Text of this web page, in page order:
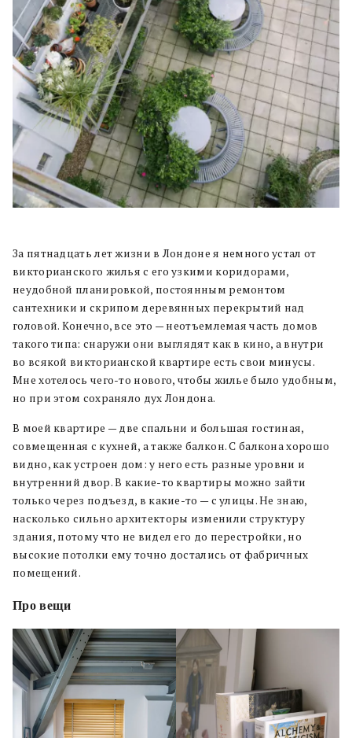
За пятнадцать лет жизни в Лондоне я немного устал от
викторианского жилья с его узкими коридорами,
неудобной планировкой, постоянным ремонтом
сантехники и скрипом деревянных перекрытий над
головой. Конечно, все это — неотъемлемая часть домов
такого типа: снаружи они выглядят как в кино, а внутри
во всякой викторианской квартире есть свои минусы.
Мне хотелось чего-то нового, чтобы жилье было удобным,
но при этом сохраняло дух Лондона.
В моей квартире — две спальни и большая гостиная,
совмещенная с кухней, а также балкон. С балкона хорошо
видно, как устроен дом: у него есть разные уровни и
внутренний двор. В какие-то квартиры можно зайти
только через подъезд, в какие-то — с улицы. Не знаю,
насколько сильно архитекторы изменили структуру
здания, потому что не видел его до перестройки, но
высокие потолки ему точно достались от фабричных
помещений.
Про вещи